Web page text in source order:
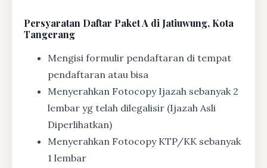
Persyaratan Daftar Paket A di Jatiuwung, Kota
Tangerang
Mengisi formulir pendaftaran di tempat
pendaftaran atau bisa
Menyerahkan Fotocopy Ijazah sebanyak 2
lembar yg telah dilegalisir (Ijazah Asli
Diperlihatkan)
Menyerahkan Fotocopy KTP/KK sebanyak
1 lembar